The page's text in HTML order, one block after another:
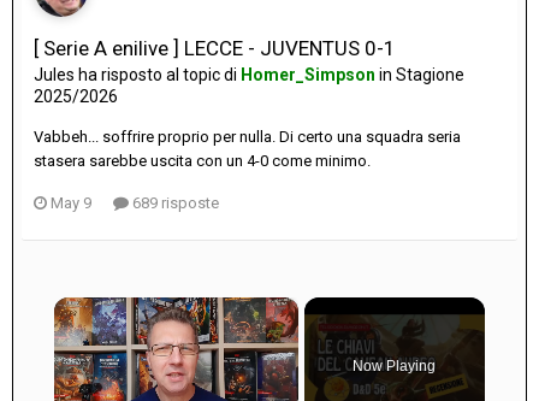
[ Serie A enilive ] LECCE - JUVENTUS 0-1
Jules ha risposto al topic di Homer_Simpson in Stagione
2025/2026
Vabbeh... soffrire proprio per nulla. Di certo una squadra seria
stasera sarebbe uscita con un 4-0 come minimo.
May 9 689 risposte
×
Now Playing